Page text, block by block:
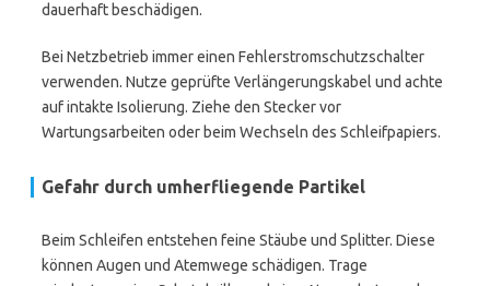
dauerhaft beschädigen.
Bei Netzbetrieb immer einen Fehlerstromschutzschalter
verwenden. Nutze geprüfte Verlängerungskabel und achte
auf intakte Isolierung. Ziehe den Stecker vor
Wartungsarbeiten oder beim Wechseln des Schleifpapiers.
Gefahr durch umherfliegende Partikel
Beim Schleifen entstehen feine Stäube und Splitter. Diese
können Augen und Atemwege schädigen. Trage